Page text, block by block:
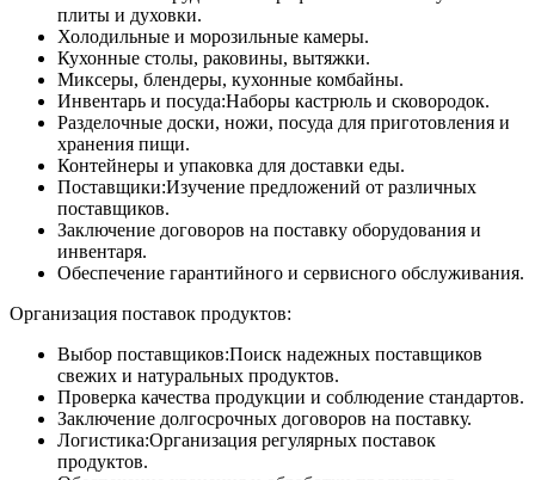
плиты и духовки.
Холодильные и морозильные камеры.
Кухонные столы, раковины, вытяжки.
Миксеры, блендеры, кухонные комбайны.
Инвентарь и посуда:Наборы кастрюль и сковородок.
Разделочные доски, ножи, посуда для приготовления и
хранения пищи.
Контейнеры и упаковка для доставки еды.
Поставщики:Изучение предложений от различных
поставщиков.
Заключение договоров на поставку оборудования и
инвентаря.
Обеспечение гарантийного и сервисного обслуживания.
Организация поставок продуктов:
Выбор поставщиков:Поиск надежных поставщиков
свежих и натуральных продуктов.
Проверка качества продукции и соблюдение стандартов.
Заключение долгосрочных договоров на поставку.
Логистика:Организация регулярных поставок
продуктов.